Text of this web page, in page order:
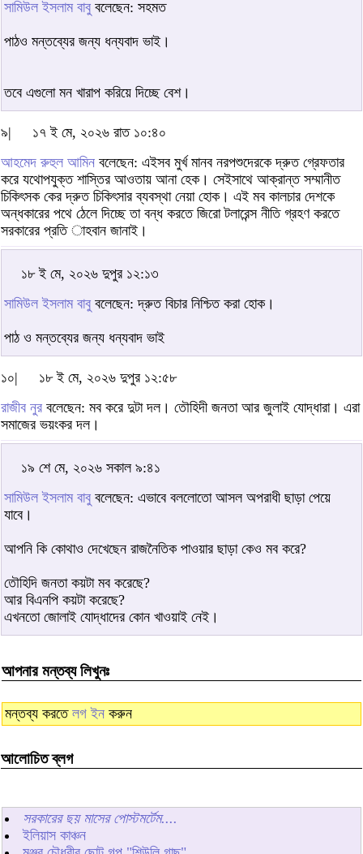
সামিউল ইসলাম বাবু বলেছেন: সহমত
পাঠও মন্তব্যের জন্য ধন্যবাদ ভাই।
তবে এগুলো মন খারাপ করিয়ে দিচ্ছে বেশ।
৯|
১৭ ই মে, ২০২৬ রাত ১০:৪০
আহমেদ রুহুল আমিন বলেছেন: এইসব মুর্খ মানব নরপশুদেরকে দ্রুত গ্রেফতার
করে যথোপযুক্ত শাস্তির আওতায় আনা হেক। সেইসাথে আক্রান্ত সম্মানীত
চিকিৎসক কের দ্রুত চিকিৎসার ব্যবস্থা নেয়া হোক। এই মব কালচার দেশকে
অন্ধকারের পথে ঠেলে দিচ্ছে তা বন্ধ করতে জিরো টলারেন্স নীতি গ্রহণ করতে
সরকারের প্রতি াহবান জানাই।
১৮ ই মে, ২০২৬ দুপুর ১২:১৩
সামিউল ইসলাম বাবু বলেছেন: দ্রুত বিচার নিশ্চিত করা হোক।
পাঠ ও মন্তব্যের জন্য ধন্যবাদ ভাই
১০|
১৮ ই মে, ২০২৬ দুপুর ১২:৫৮
রাজীব নুর বলেছেন: মব করে দুটা দল। তৌহিদী জনতা আর জুলাই যোদ্ধারা। এরা
সমাজের ভয়ংকর দল।
১৯ শে মে, ২০২৬ সকাল ৯:৪১
সামিউল ইসলাম বাবু বলেছেন: এভাবে বললোতো আসল অপরাধী ছাড়া পেয়ে
যাবে।
আপনি কি কোথাও দেখেছেন রাজনৈতিক পাওয়ার ছাড়া কেও মব করে?
তৌহিদি জনতা কয়টা মব করেছে?
আর বিএনপি কয়টা করেছে?
এখনতো জোলাই যোদ্ধাদের কোন খাওয়াই নেই।
আপনার মন্তব্য লিখুনঃ
মন্তব্য করতে লগ ইন করুন
আলোচিত ব্লগ
সরকারের ছয় মাসের পোস্টমর্টেম....
ইলিয়াস কাঞ্চন